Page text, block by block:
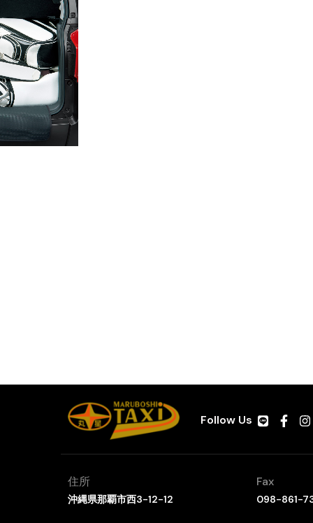
Follow Us
住所
沖縄県那覇市西3-12-12
Fax
098-861-